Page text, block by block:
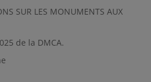
SUR LES MONUMENTS AUX
de la DMCA.